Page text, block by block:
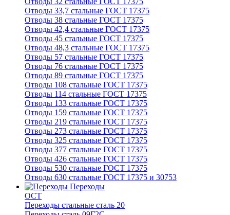
Отводы 33,7 стальные ГОСТ 17375
Отводы 38 стальные ГОСТ 17375
Отводы 42,4 стальные ГОСТ 17375
Отводы 45 стальные ГОСТ 17375
Отводы 48,3 стальные ГОСТ 17375
Отводы 57 стальные ГОСТ 17375
Отводы 76 стальные ГОСТ 17375
Отводы 89 стальные ГОСТ 17375
Отводы 108 стальные ГОСТ 17375
Отводы 114 стальные ГОСТ 17375
Отводы 133 стальные ГОСТ 17375
Отводы 159 стальные ГОСТ 17375
Отводы 219 стальные ГОСТ 17375
Отводы 273 стальные ГОСТ 17375
Отводы 325 стальные ГОСТ 17375
Отводы 377 стальные ГОСТ 17375
Отводы 426 стальные ГОСТ 17375
Отводы 530 стальные ГОСТ 17375
Отводы 630 стальные ГОСТ 17375 и 30753
Переходы
ОСТ
Переходы стальные сталь 20